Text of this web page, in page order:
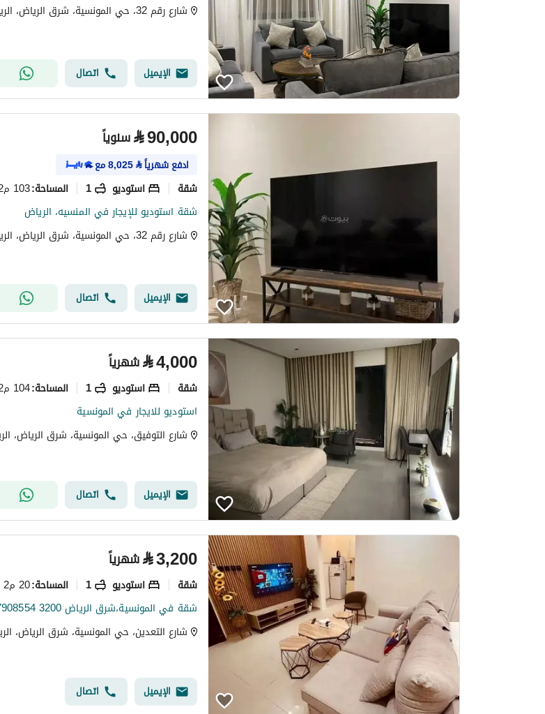
شارع رقم 32، حي المونسية، شرق الرياض، الرياض
الإيميل اتصال
⃁90,000 سنوياً
ادفع شهرياً⃁
8,025مع
شقة استوديو 1 المساحة:103 م2
شقة استوديو للإيجار في المنسيه، الرياض
شارع رقم 32، حي المونسية، شرق الرياض، الرياض
الإيميل اتصال
⃁4,000 شهرياً
شقة استوديو 1 المساحة:104 م2
استوديو للايجار في المونسية
شارع التوفيق، حي المونسية، شرق الرياض،
الإيميل اتصال
⃁3,200 شهرياً
شقة استوديو 1 المساحة:20 م2
شقة في المونسية،شرق الرياض 3200 SAR - 87908554
شارع التعدين، حي المونسية، شرق الرياض،
الإيميل اتصال